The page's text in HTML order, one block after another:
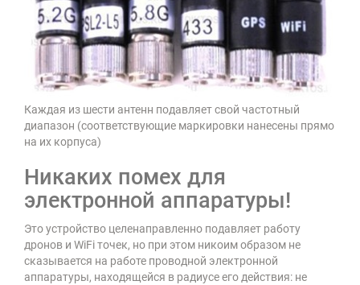
Каждая из шести антенн подавляет свой частотный
диапазон (соответствующие маркировки нанесены прямо
на их корпуса)
Никаких помех для
электронной аппаратуры!
Это устройство целенаправленно подавляет работу
дронов и WiFi точек, но при этом никоим образом не
сказывается на работе проводной электронной
аппаратуры, находящейся в радиусе его действия: не